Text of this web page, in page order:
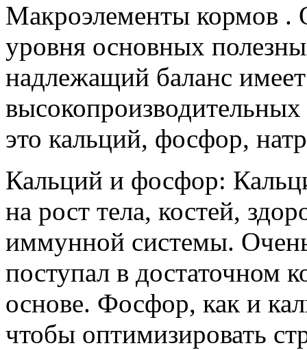
Макроэлементы кормов .
уровня основных
надлежащий баланс
это кальций, фосфор,
Кальций и фосфор:
на рост тела, костей,
иммунной системы.
поступал в достаточном
основе. Фосфор, как и
чтобы оптимизировать